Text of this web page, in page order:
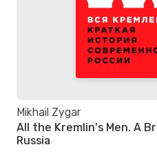
Mikhail Zygar
All the Kremlin's Men. A
Russia